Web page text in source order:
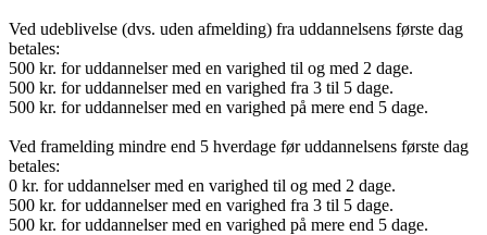
Ved udeblivelse (dvs. uden afmelding) fra uddannelsens første dag
betales:
500 kr. for uddannelser med en varighed til og med 2 dage.
500 kr. for uddannelser med en varighed fra 3 til 5 dage.
500 kr. for uddannelser med en varighed på mere end 5 dage.
Ved framelding mindre end 5 hverdage før uddannelsens første dag
betales:
0 kr. for uddannelser med en varighed til og med 2 dage.
500 kr. for uddannelser med en varighed fra 3 til 5 dage.
500 kr. for uddannelser med en varighed på mere end 5 dage.